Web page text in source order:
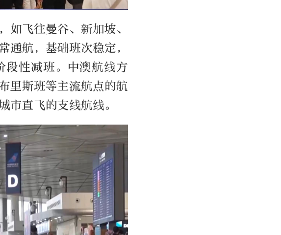
如飞往曼谷、新加坡、
通航，基础班次稳定，
段性减班。中澳航线方
里斯班等主流航点的航
市直飞的支线航线。